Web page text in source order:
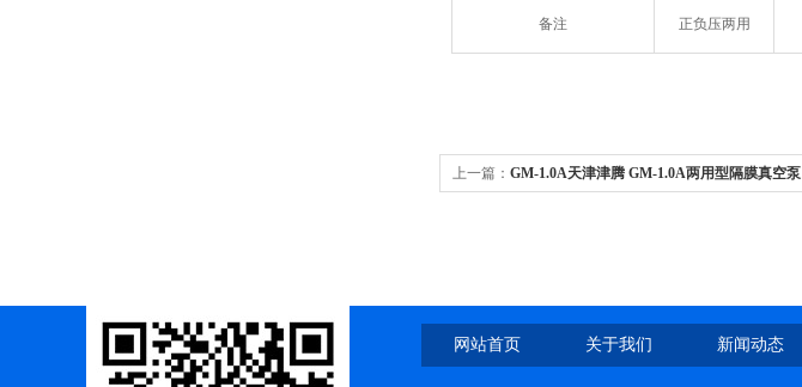
备注 正负压两用
上一篇： GM-1.0A天津津腾 GM-1.0A两用型隔膜真空泵
网站首页 关于我们 新闻动态